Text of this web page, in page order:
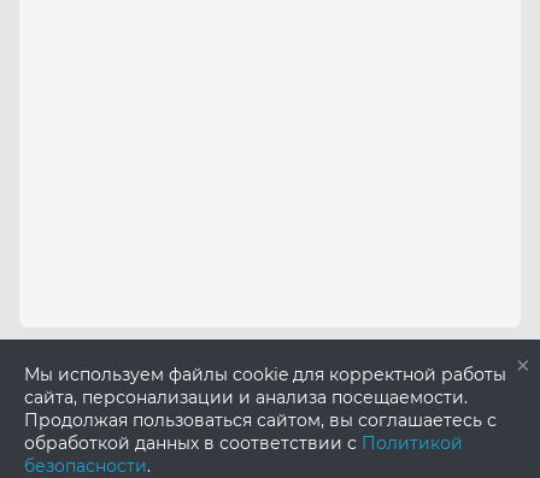
×
Мы используем файлы cookie для корректной работы
сайта, персонализации и анализа посещаемости.
Продолжая пользоваться сайтом, вы соглашаетесь с
обработкой данных в соответствии с Политикой
безопасности.